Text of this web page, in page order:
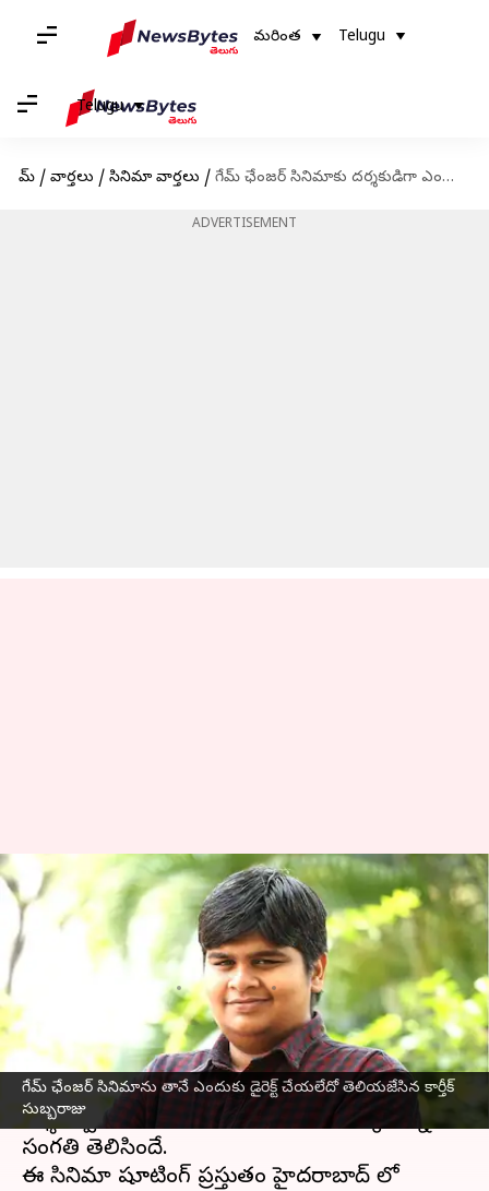
మరింత Telugu
Telugu
హోమ్ / వార్తలు / సినిమా వార్తలు / గేమ్ ఛేంజర్ సినిమాకు దర్శకుడిగా ఎందుకు మారలేదో వెల్లడి చేసిన కార్తీక్ సుబ్బరాజు
ADVERTISEMENT
గేమ్ ఛేంజర్ సినిమాను తానే ఎందుకు డైరెక్ట్ చేయలేదో తెలియజేసిన కార్తీక్
సుబ్బరాజు
గేమ్ ఛేంజర్ సినిమాకు దర్శకుడిగా
ఎందుకు మారలేదో వెల్లడి చేసిన
కార్తీక్ సుబ్బరాజు
Sriram Pranateja Oct 11, 2023 06:34 pm
ఈ వార్తాకథనం ఏంటి
మెగా పవర్ స్టార్రామ్ చరణ్హీరోగా శంకర్
దర్శకత్వంలోగేమ్ ఛేంజర్సినిమా తెరకెక్కుతున్న
సంగతి తెలిసిందే.
ఈ సినిమా షూటింగ్ ప్రస్తుతం హైదరాబాద్ లో